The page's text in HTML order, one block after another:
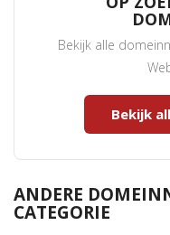
Bekijk alle
Bekijk
ANDERE
CATEGORIE